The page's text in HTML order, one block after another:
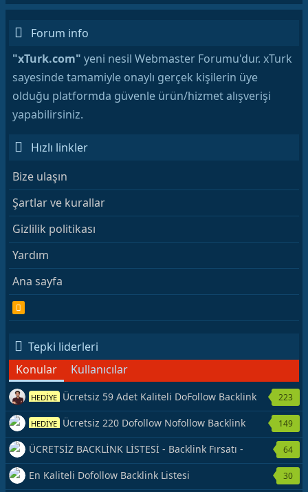
Forum info
"xTurk.com" yeni nesil Webmaster Forumu'dur. xTurk
sayesinde tamamiyle onaylı gerçek kişilerin üye
olduğu platformda güvenle ürün/hizmet alışverişi
yapabilirsiniz.
Hızlı linkler
Bize ulaşın
Şartlar ve kurallar
Gizlilik politikası
Yardım
Ana sayfa
S
Tepki liderleri
Konular
Kullanıcılar
HEDİYE Ücretsiz 59 Adet Kaliteli DoFollow Backlink
Kaynağı Veriyorum.
223
HEDİYE Ücretsiz 220 Dofollow Nofollow Backlink
Veriyorum
149
ÜCRETSİZ BACKLİNK LİSTESİ - Backlink Fırsatı -
Hemen Yetiş!
64
En Kaliteli Dofollow Backlink Listesi 30